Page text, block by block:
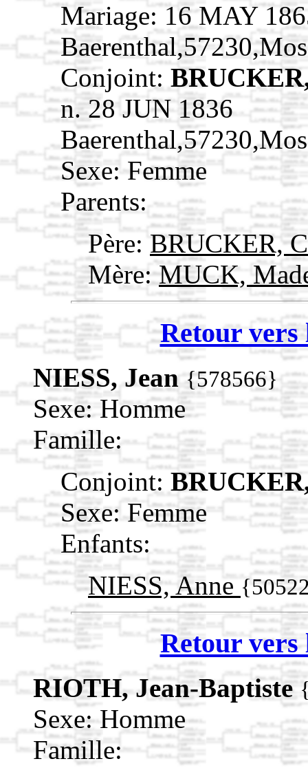
Mariage: 16 MAY
Conjoint:
n. 28 JUN 1836
Sexe: Femme
Parents:
Père: BRUCKER,
Mère:MUCK,
Retour vers
NIESS, Jean{578566}
Sexe: Homme
Famille:
Conjoint:
Sexe: Femme
Enfants:
NIESS, Anne
Retour vers
RIOTH, Jean-Baptiste
Sexe: Homme
Famille: